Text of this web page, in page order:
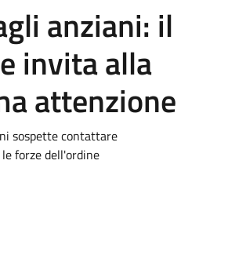
anziani: il
invita alla
attenzione
sospette contattare
forze dell'ordine